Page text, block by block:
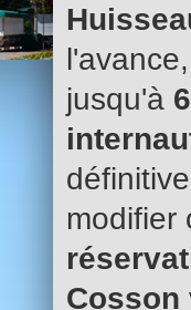
jusqu'à
modifier
Cosson